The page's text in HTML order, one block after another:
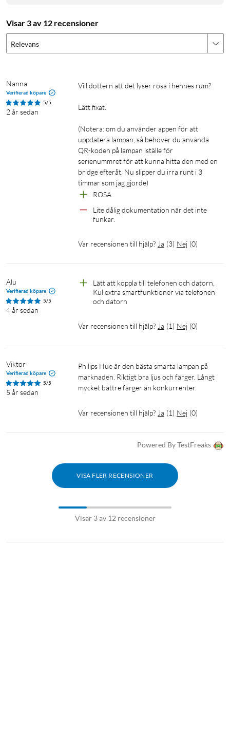
Visar 3 av 12 recensioner
Relevans
Nanna
Verifierad köpare
5/5
2 år sedan
Vill dottern att det lyser rosa i hennes rum?
Lätt fixat.
(Notera: om du använder appen för att
uppdatera lampan, så behöver du använda
QR-koden på lampan iställe för
serienummret för att kunna hitta den med en
bridge efteråt. Nu slipper du irra runt i 3
timmar som jag gjorde)
ROSA
Lite dålig dokumentation när det inte
funkar.
Var recensionen till hjälp? Ja (3) Nej (0)
Alu
Verifierad köpare
5/5
4 år sedan
Lätt att koppla till telefonen och datorn,
Kul extra smartfunktioner via telefonen
och datorn
Var recensionen till hjälp? Ja (1) Nej (0)
Viktor
Verifierad köpare
5/5
5 år sedan
Philips Hue är den bästa smarta lampan på
marknaden. Riktigt bra ljus och färger. Långt
mycket bättre färger än konkurrenter.
Var recensionen till hjälp? Ja (1) Nej (0)
Powered By TestFreaks
VISA FLER RECENSIONER
Visar 3 av 12 recensioner